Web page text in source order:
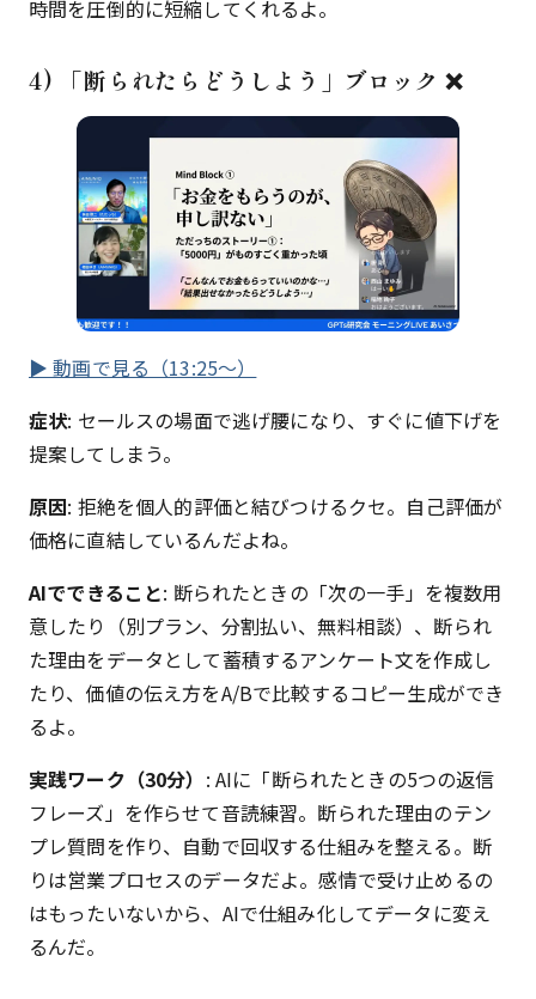
時間を圧倒的に短縮してくれるよ。
4) 「断られたらどうしよう」ブロック ❌
▶ 動画で見る（13:25〜）
症状: セールスの場面で逃げ腰になり、すぐに値下げを
提案してしまう。
原因: 拒絶を個人的評価と結びつけるクセ。自己評価が
価格に直結しているんだよね。
AIでできること: 断られたときの「次の一手」を複数用
意したり（別プラン、分割払い、無料相談）、断られ
た理由をデータとして蓄積するアンケート文を作成し
たり、価値の伝え方をA/Bで比較するコピー生成ができ
るよ。
実践ワーク（30分） : AIに「断られたときの5つの返信
フレーズ」を作らせて音読練習。断られた理由のテン
プレ質問を作り、自動で回収する仕組みを整える。断
りは営業プロセスのデータだよ。感情で受け止めるの
はもったいないから、AIで仕組み化してデータに変え
るんだ。